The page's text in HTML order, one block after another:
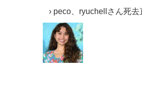
peco、ryuchellさん死